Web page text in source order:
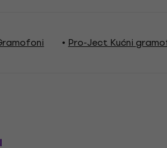
Pro-Ject Kućni